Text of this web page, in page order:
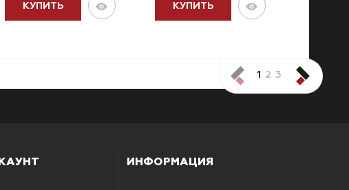
КУПИТЬ КУПИТЬ
1 2 3
ИНФОРМАЦИЯ